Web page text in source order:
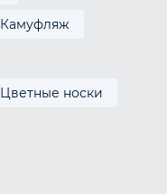
Камуфляж
Цветные носки